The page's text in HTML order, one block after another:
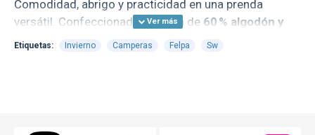
Comodidad, abrigo y practicidad en una prenda
versátil. Confeccionada en felpa de 60 % algodón y
40 % poliéster
, esta campera ofrece una textura
Material:
Etiquetas: Invierno Camperas Felpa Sw